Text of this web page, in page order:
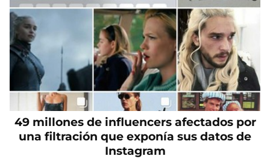
49 millones de influencers afectados por
una filtración que exponía sus datos de
Instagram